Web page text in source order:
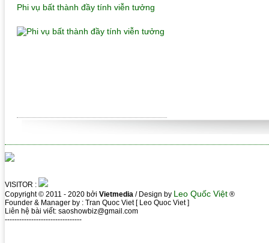
Phi vụ bất thành đầy tính viễn tưởng
VISITOR :
Copyright © 2011 - 2020 bởi Vietmedia / Design by Leo Quốc Việt ®
Founder & Manager by : Tran Quoc Viet [ Leo Quoc Viet ]
Liên hệ bài viết: saoshowbiz@gmail.com
--------------------------------